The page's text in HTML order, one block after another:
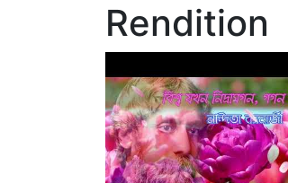
Rendition